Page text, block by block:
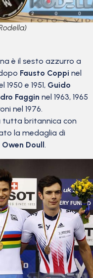
è il sesto azzurro a
Fausto Coppi nel
1950 e 1951, Guido
Faggin nel 1963, 1965
nel 1976.
tutta britannica con
la medaglia di
Owen Doull.